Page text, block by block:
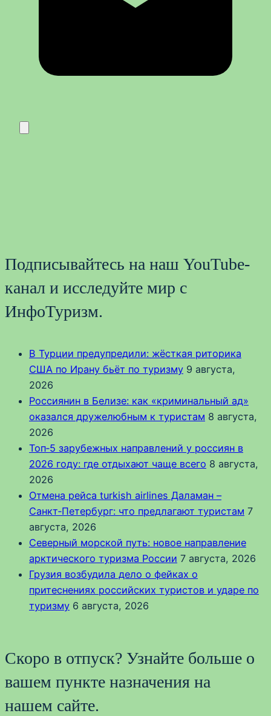
Подписывайтесь на наш YouTube-
канал и исследуйте мир с
ИнфоТуризм.
В Турции предупредили: жёсткая риторика
США по Ирану бьёт по туризму 9 августа,
2026
Россиянин в Белизе: как «криминальный ад»
оказался дружелюбным к туристам 8 августа,
2026
Топ‑5 зарубежных направлений у россиян в
2026 году: где отдыхают чаще всего 8 августа,
2026
Отмена рейса turkish airlines Даламан –
Санкт‑Петербург: что предлагают туристам 7
августа, 2026
Северный морской путь: новое направление
арктического туризма России 7 августа, 2026
Грузия возбудила дело о фейках о
притеснениях российских туристов и ударе по
туризму 6 августа, 2026
Скоро в отпуск? Узнайте больше о
вашем пункте назначения на
нашем сайте.